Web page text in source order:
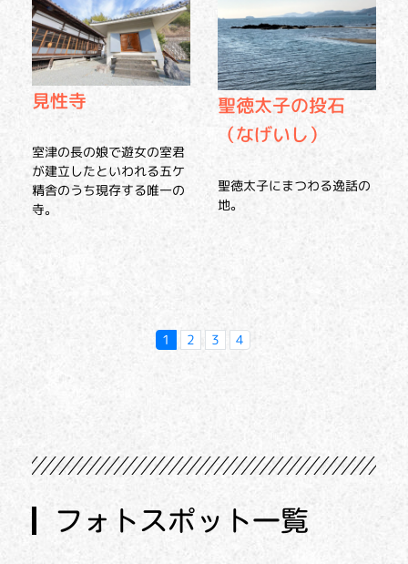
見性寺
室津の長の娘で遊女の室君
が建立したといわれる五ケ
精舎のうち現存する唯一の
寺。
聖徳太子の投石
（なげいし）
聖徳太子にまつわる逸話の
地。
1 2 3 4
フォトスポット一覧